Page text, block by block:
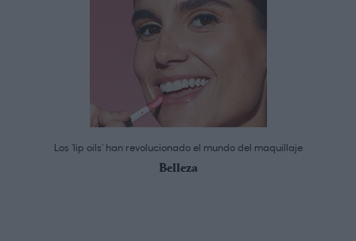
Los ‘lip oils’ han revolucionado el mundo del maquillaje
Belleza